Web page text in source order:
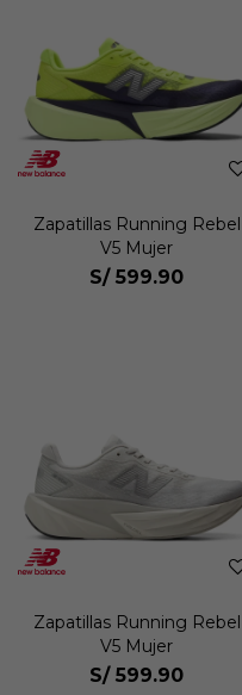
Zapatillas Running Rebel
V5 Mujer
S/ 599.90
Zapatillas Running Rebel
V5 Mujer
S/ 599.90